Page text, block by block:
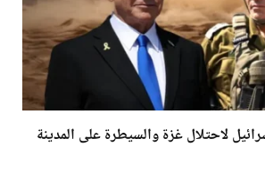
لاحتلال غزة والسيطرة على المدينة